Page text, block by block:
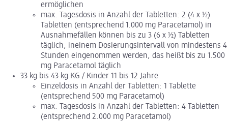
ermöglichen
max. Tagesdosis in Anzahl der Tabletten: 2 (4 x ½)
Tabletten (entsprechend 1.000 mg Paracetamol) in
Ausnahmefällen können bis zu 3 (6 x ½) Tabletten
täglich, ineinem Dosierungsintervall von mindestens 4
Stunden eingenommen werden, das heißt bis zu 1.500
mg Paracetamol täglich
33 kg bis 43 kg KG / Kinder 11 bis 12 Jahre
Einzeldosis in Anzahl der Tabletten: 1 Tablette
(entsprechend 500 mg Paracetamol)
max. Tagesdosis in Anzahl der Tabletten: 4 Tabletten
(entsprechend 2.000 mg Paracetamol)